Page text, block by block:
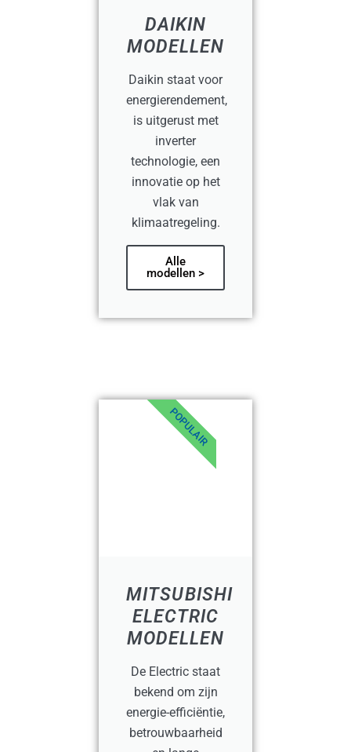
DAIKIN
MODELLEN
Daikin staat voor
energierendement,
is uitgerust met
inverter
technologie, een
innovatie op het
vlak van
klimaatregeling.
Alle
modellen >
MITSUBISHI
ELECTRIC
MODELLEN
De Electric staat
bekend om zijn
energie-efficiëntie,
betrouwbaarheid
POPULAIR